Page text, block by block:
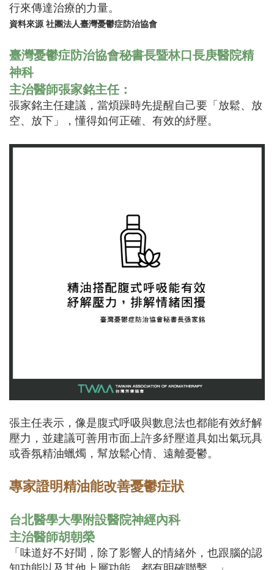
行來傳達治療的力量。
資料來源 社團法人臺灣憂鬱症防治協會
臺灣憂鬱症防治協會秘書長暨林口長庚醫院精
神科
主治醫師張家銘主任：
張家銘主任建議，當煩躁時先提醒自己要「放鬆、放
空、放下」，懂得如何正確、有效的紓壓。
張主任表示，像是腹式呼吸與數息法也都能有效紓解
壓力，並建議可善用市面上許多紓壓道具如出氣玩具
或香氛精油蠟燭，幫放鬆心情、遠離憂鬱。
專家證明精油能改善憂鬱症狀
台北醫學大學附設醫院神經內科
主治醫師胡朝榮
「味道好不好聞，除了影響人的情緒外，也跟腦的認